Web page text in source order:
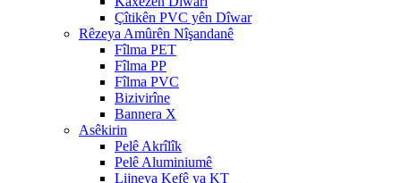
Çîtikên PVC yên Dîwar
Rêzeya Amûrên Nîşandanê
Fîlma PET
Fîlma PP
Fîlma PVC
Bizivirîne
Bannera X
Asêkirin
Pelê Akrîlîk
Pelê Aluminiumê
Lijneya Kefê ya KT